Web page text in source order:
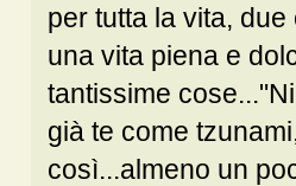
per tutta la vita,
una vita piena e
tantissime
già te come
così...almeno un